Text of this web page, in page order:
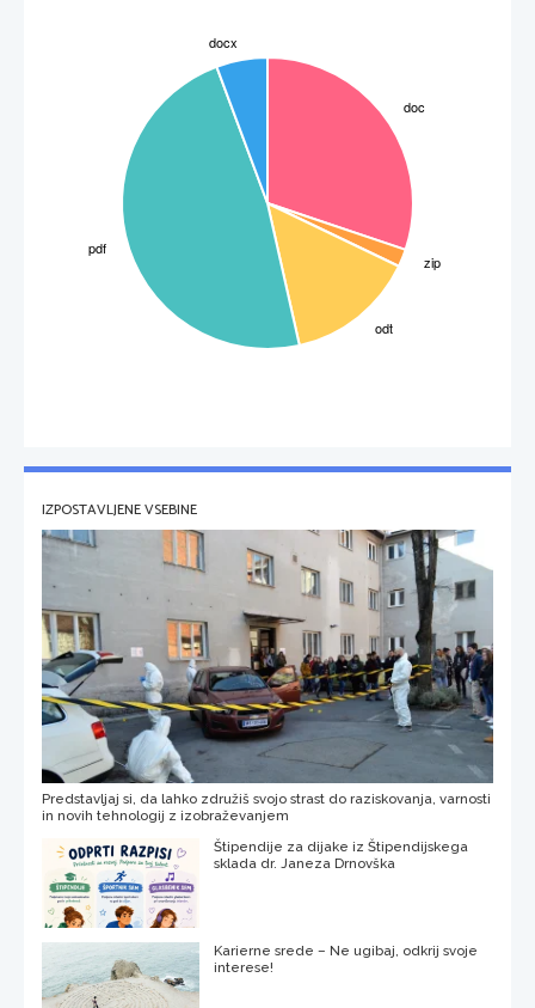
IZPOSTAVLJENE VSEBINE
Predstavljaj si, da lahko združiš svojo strast do raziskovanja, varnosti
in novih tehnologij z izobraževanjem
Štipendije za dijake iz Štipendijskega
sklada dr. Janeza Drnovška
Karierne srede – Ne ugibaj, odkrij svoje
interese!